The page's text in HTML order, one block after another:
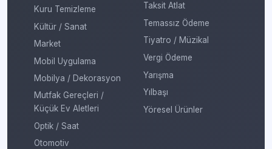
Kuru Temizleme
Kültür / Sanat
Market
Mobil Uygulama
Mobilya / Dekorasyon
Mutfak Gereçleri /
Küçük Ev Aletleri
Optik / Saat
Otomotiv
Taksit Atlat
Temassız Ödeme
Tiyatro / Müzikal
Vergi Ödeme
Yarışma
Yılbaşı
Yöresel Ürünler